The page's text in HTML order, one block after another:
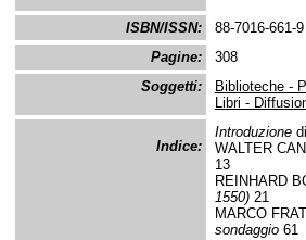
ISBN/ISSN:
88-7016-661-9
Pagine:
308
Soggetti:
Biblioteche -
Libri -
Indice:
Introduzione
WALTER
13
REINHARD
1550) 21
MARCO
sondaggio 61